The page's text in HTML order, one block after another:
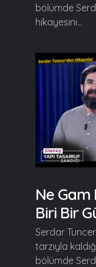
bölümde
hikayesini...
Ne Gam
Biri Bir
Serdar
tarzıyla
bölümde